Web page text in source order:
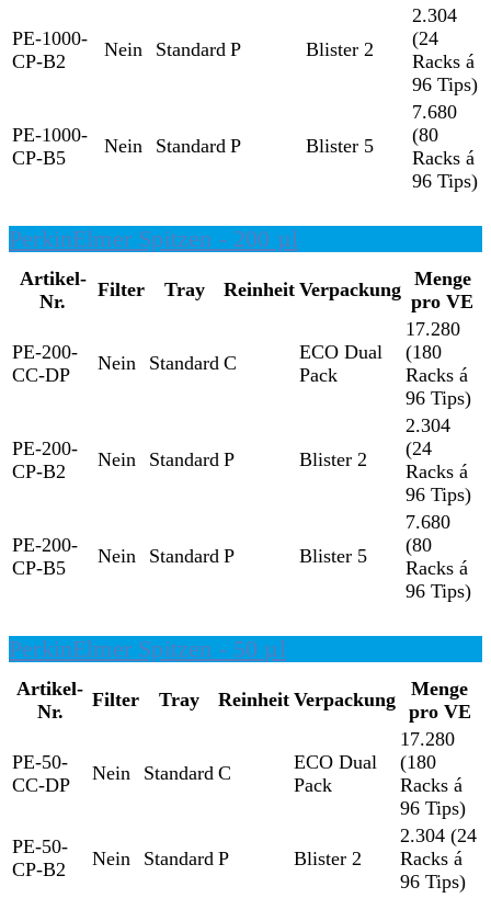
PE-1000-
CP-B2
Nein Standard P Blister 2
2.304
(24
Racks á
96 Tips)
PE-1000-
CP-B5
Nein Standard P Blister 5
7.680
(80
Racks á
96 Tips)
PerkinElmer Spitzen - 200 µl
Artikel-
Nr.
Filter Tray Reinheit Verpackung Menge
pro VE
PE-200-
CC-DP
Nein Standard C
ECO Dual
Pack
17.280
(180
Racks á
96 Tips)
PE-200-
CP-B2
Nein Standard P Blister 2
2.304
(24
Racks á
96 Tips)
PE-200-
CP-B5
Nein Standard P Blister 5
7.680
(80
Racks á
96 Tips)
PerkinElmer Spitzen - 50 µl
Artikel-
Nr.
Filter Tray Reinheit Verpackung
Menge
pro VE
PE-50-
CC-DP
Nein Standard C
ECO Dual
Pack
17.280
(180
Racks á
96 Tips)
PE-50-
CP-B2
Nein Standard P Blister 2
2.304 (24
Racks á
96 Tips)